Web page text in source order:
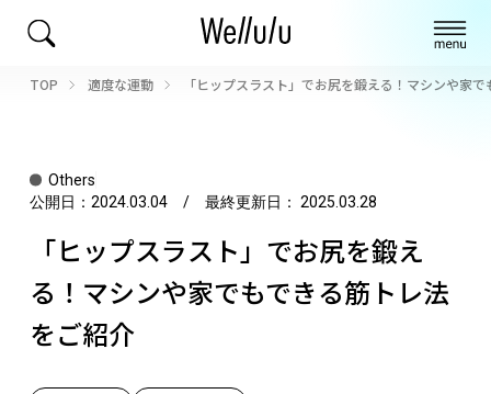
TOP 適度な運動 「ヒップスラスト」でお尻を鍛える！マシンや家
Others
公開日： 2024.03.04/ 最終更新日： 2025.03.28
「ヒップスラスト」でお尻を鍛え
る！マシンや家でもできる筋トレ法
をご紹介